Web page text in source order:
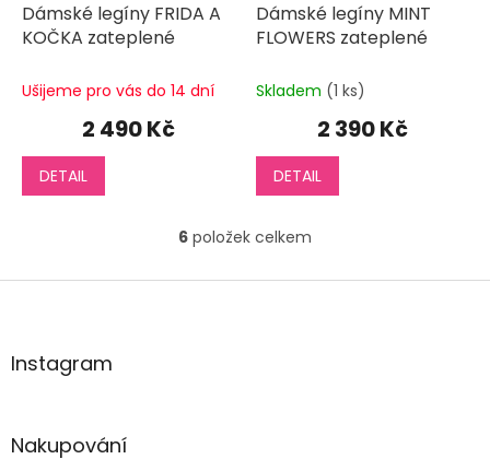
Dámské legíny FRIDA A
KOČKA zateplené
Ušijeme pro vás do 14 dní
2 490 Kč
DETAIL
Dámské legíny MINT
FLOWERS zateplené
Skladem (1 ks)
2 390 Kč
DETAIL
O
l
6 položek celkem
Z
aInstagram
Nakupování